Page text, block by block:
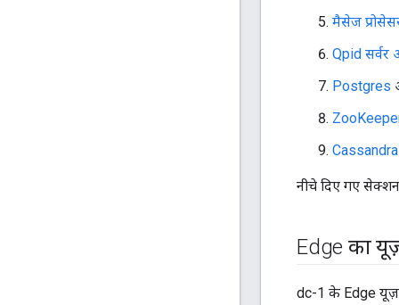
मैसेज
Qpid
Postgres
Cassandra
नीचे दिए गए
Edge का
dc-1 के Edge